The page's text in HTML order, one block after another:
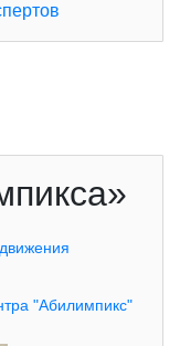
"Абилимпикс"